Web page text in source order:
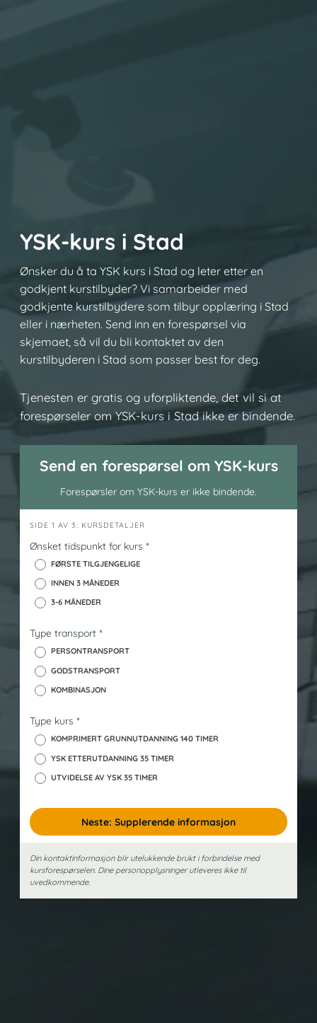
YSK-kurs i Stad
Ønsker du å ta YSK kurs i Stad og leter etter en
godkjent kurstilbyder? Vi samarbeider med
godkjente kurstilbydere som tilbyr opplæring i Stad
eller i nærheten. Send inn en forespørsel via
skjemaet, så vil du bli kontaktet av den
kurstilbyderen i Stad som passer best for deg.
Tjenesten er gratis og uforpliktende, det vil si at
forespørseler om YSK-kurs i Stad ikke er bindende.
Send en forespørsel om YSK-kurs
Forespørsler om YSK-kurs er ikke bindende.
h
e
_
k
SIDE 1 AV 3: KURSDETALJER
Ønsket tidspunkt for kurs *
FØRSTE TILGJENGELIGE
INNEN 3 MÅNEDER
3-6 MÅNEDER
Type transport *
PERSONTRANSPORT
GODSTRANSPORT
KOMBINASJON
Type kurs *
KOMPRIMERT GRUNNUTDANNING 140 TIMER
YSK ETTERUTDANNING 35 TIMER
UTVIDELSE AV YSK 35 TIMER
Neste: Supplerende informasjon
Din kontaktinformasjon blir utelukkende brukt i forbindelse med
kursforespørselen. Dine person­opplysninger utleveres ikke til
uvedkommende.